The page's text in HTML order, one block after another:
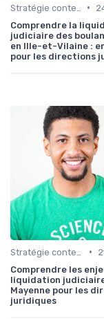
•
Comprendre la
judiciaire des
en Ille-et-Vilaine :
pour les directions
•
Comprendre les
liquidation
Mayenne pour les
juridiques